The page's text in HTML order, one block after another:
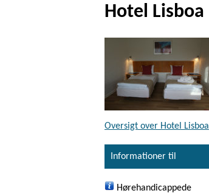
Hotel Lisboa
Oversigt over Hotel Lisboa
Informationer til
Hørehandicappede